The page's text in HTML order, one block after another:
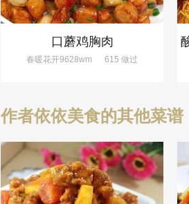
口蘑鸡胸肉
春暖花开9628wm 615 做过
作者依依美食的其他菜谱